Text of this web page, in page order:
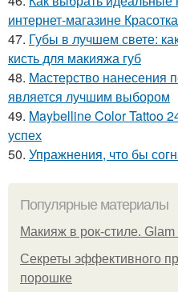
интернет-магазине
47. Губы в лучшем свете:
кисть для макияжа губ
48. Мастерство нанесения
является лучшим выбором
49. Maybelline Color Tattoo
успех
50. Упражнения, что бы
Популярные материалы
Макияж в рок-стиле.
Секреты эффективного
порошке